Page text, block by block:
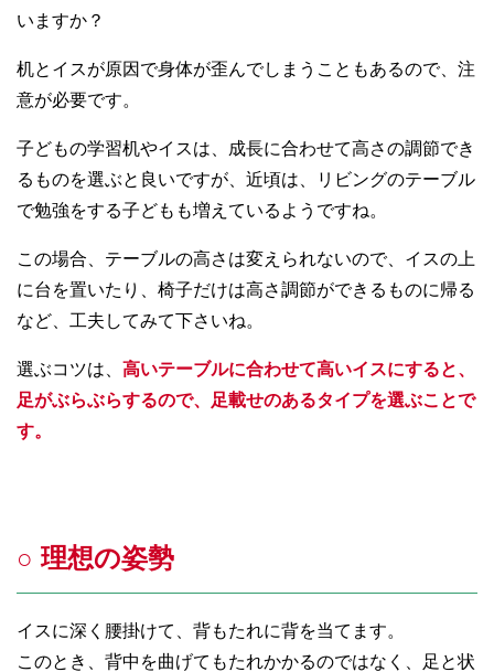
いますか？
机とイスが原因で身体が歪んでしまうこともあるので、注
意が必要です。
子どもの学習机やイスは、成長に合わせて高さの調節でき
るものを選ぶと良いですが、近頃は、リビングのテーブル
で勉強をする子どもも増えているようですね。
この場合、テーブルの高さは変えられないので、イスの上
に台を置いたり、椅子だけは高さ調節ができるものに帰る
など、工夫してみて下さいね。
選ぶコツは、 高いテーブルに合わせて高いイスにすると、
足がぶらぶらするので、足載せのあるタイプを選ぶことで
す。
○ 理想の姿勢
イスに深く腰掛けて、背もたれに背を当てます。
このとき、背中を曲げてもたれかかるのではなく、足と状